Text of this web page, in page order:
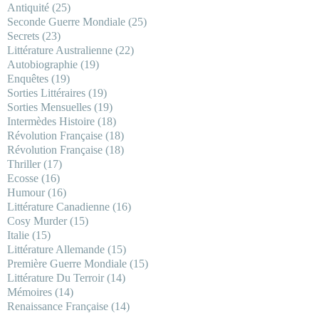
Antiquité (25)
Seconde Guerre Mondiale (25)
Secrets (23)
Littérature Australienne (22)
Autobiographie (19)
Enquêtes (19)
Sorties Littéraires (19)
Sorties Mensuelles (19)
Intermèdes Histoire (18)
Révolution Française (18)
Révolution Française (18)
Thriller(17)
Ecosse (16)
Humour(16)
Littérature Canadienne (16)
Cosy Murder(15)
Italie (15)
Littérature Allemande (15)
Première Guerre Mondiale (15)
Littérature Du Terroir(14)
Mémoires (14)
Renaissance Française (14)